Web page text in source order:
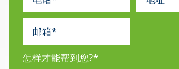
怎样才能帮到您?*